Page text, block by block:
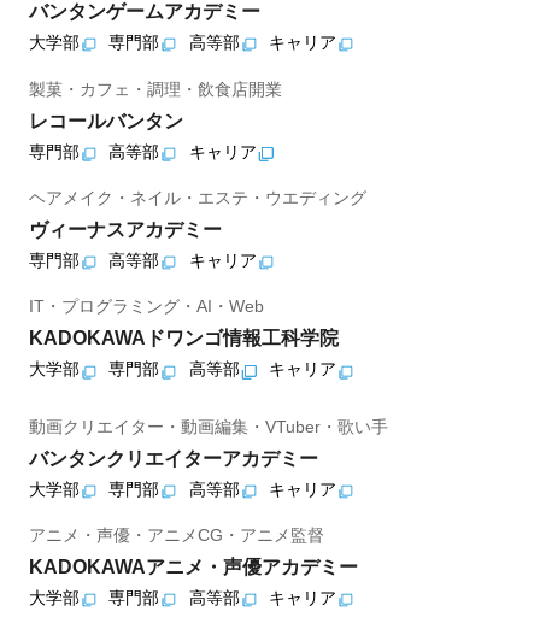
バンタンゲームアカデミー
大学部 専門部 高等部 キャリア
製菓・カフェ・調理・飲食店開業
レコールバンタン
専門部 高等部 キャリア
ヘアメイク・ネイル・エステ・ウエディング
ヴィーナスアカデミー
専門部 高等部 キャリア
IT・プログラミング・AI・Web
KADOKAWAドワンゴ情報工科学院
大学部 専門部 高等部 キャリア
動画クリエイター・動画編集・VTuber・歌い手
バンタンクリエイターアカデミー
大学部 専門部 高等部 キャリア
アニメ・声優・アニメCG・アニメ監督
KADOKAWAアニメ・声優アカデミー
大学部 専門部 高等部 キャリア